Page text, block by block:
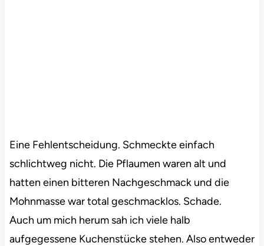
Eine Fehlentscheidung. Schmeckte einfach
schlichtweg nicht. Die Pflaumen waren alt und
hatten einen bitteren Nachgeschmack und die
Mohnmasse war total geschmacklos. Schade.
Auch um mich herum sah ich viele halb
aufgegessene Kuchenstücke stehen. Also entweder